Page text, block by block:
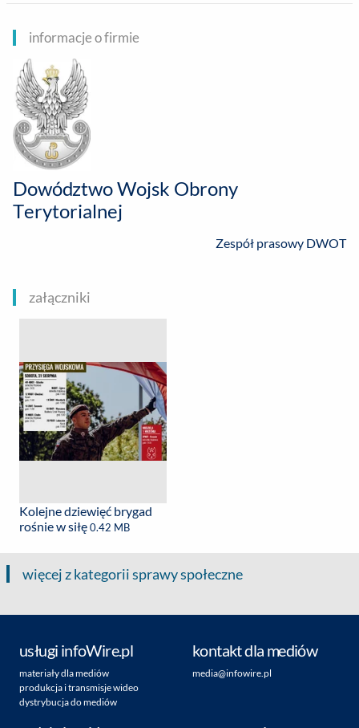
informacje o firmie
Dowództwo Wojsk Obrony
Terytorialnej
Zespół prasowy DWOT
załączniki
Kolejne dziewięć brygad
rośnie w siłę0.42 MB
więcej z kategorii sprawy społeczne
usługi infoWire.pl
materiały dla mediów
produkcja i transmisje wideo
dystrybucja do mediów
kontakt dla mediów
media@infowire.pl